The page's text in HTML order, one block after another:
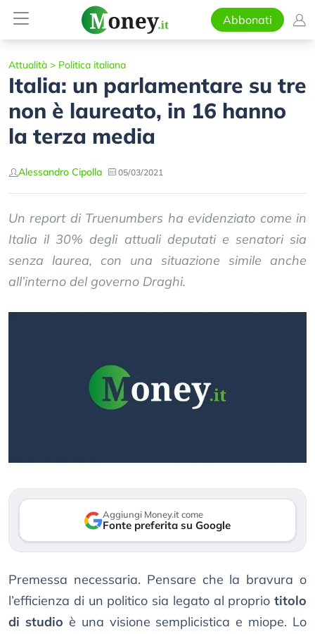
Abbonati
Attualità > Politica italiana
Italia: un parlamentare su tre
non è laureato, in 16 hanno
la terza media
Alessandro Cipolla 05/03/2021
Un report di Truenumbers ha evidenziato come in
Italia il 30% degli attuali deputati e senatori sia
senza laurea, con una situazione simile anche
all’interno del governo Draghi.
Aggiungi Money.it come
Fonte preferita su Google
Premessa necessaria. Pensare che la bravura o
l’efficienza di un politico sia legato al proprio titolo
di studio è una visione semplicistica e miope. Lo